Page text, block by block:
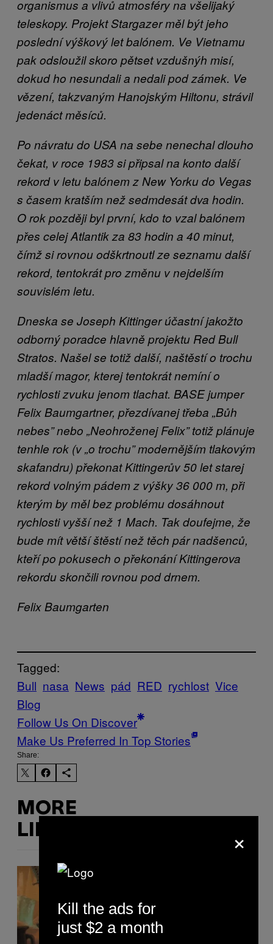
organismus a vlivů atmosféry na všelijaký
teleskopy. Projekt Stargazer měl být jeho
poslední výškový let balónem. Ve Vietnamu
pak odsloužil skoro pětset vzdušnýh misí,
dokud ho nesundali a nedali pod zámek. Ve
vězení, takzvaným Hanojským Hiltonu, strávil
jedenáct měsíců.
Po návratu do USA na sebe nenechal dlouho
čekat, v roce 1983 si připsal na konto další
rekord v letu balónem z New Yorku do Vegas
s časem kratším než sedmdesát dva hodin.
O rok později byl první, kdo to vzal balónem
přes celej Atlantik za 83 hodin a 40 minut,
čímž si rovnou odškrtnoutl ze seznamu další
rekord, tentokrát pro změnu v nejdelším
souvislém letu.
Dneska se Joseph Kittinger účastní jakožto
odborný poradce hlavně projektu Red Bull
Stratos. Našel se totiž další, naštěstí o trochu
mladší magor, kterej tentokrát nemíní o
rychlosti zvuku jenom tlachat. BASE jumper
Felix Baumgartner, přezdívanej třeba „Bůh
nebes” nebo „Neohroženej Felix” totiž plánuje
tenhle rok (v „o trochu” modernějším tlakovým
skafandru) překonat Kittingerův 50 let starej
rekord volným pádem z výšky 36 000 m, při
kterým by měl bez problému dosáhnout
rychlosti vyšší než 1 Mach. Tak doufejme, že
bude mít větší štěstí než těch pár nadšenců,
kteří po pokusech o překonání Kittingerova
rekordu skončili rovnou pod drnem.
Felix Baumgarten
Tagged:
Bull nasa News pád RED rychlost Vice
Blog
Follow Us On Discover
Make Us Preferred In Top Stories
Share:
MORE
LIKE THIS
×
Kill the ads for
just $2 a month